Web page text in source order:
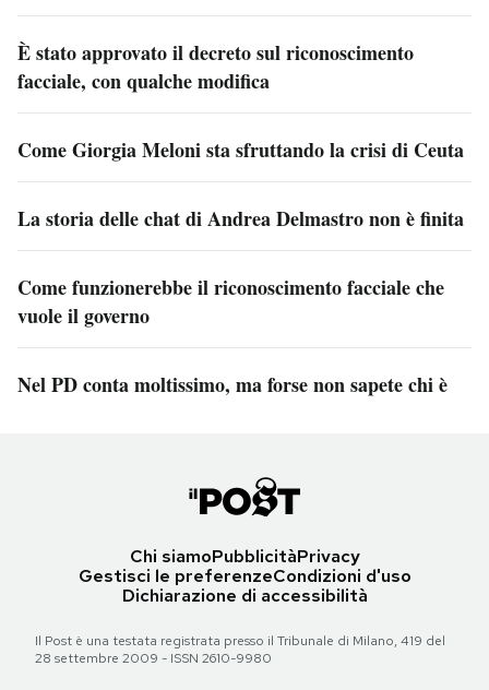
È stato approvato il decreto sul riconoscimento
facciale, con qualche modifica
Come Giorgia Meloni sta sfruttando la crisi di Ceuta
La storia delle chat di Andrea Delmastro non è finita
Come funzionerebbe il riconoscimento facciale che
vuole il governo
Nel PD conta moltissimo, ma forse non sapete chi è
Chi siamoPubblicitàPrivacy
Gestisci le preferenzeCondizioni d'uso
Dichiarazione di accessibilità
Il Post è una testata registrata presso il Tribunale di Milano, 419 del
28 settembre 2009 - ISSN 2610-9980